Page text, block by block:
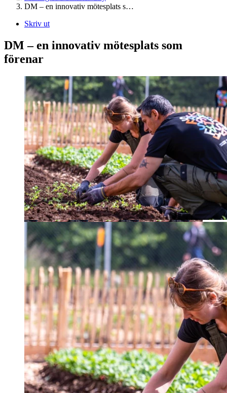
DM – en innovativ mötesplats s…
Skriv ut
DM – en innovativ mötesplats som
förenar